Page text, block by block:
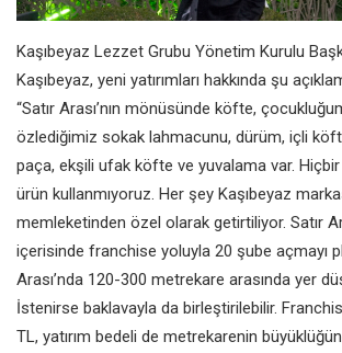
Kaşıbeyaz Lezzet Grubu Yönetim Kurulu
Kaşıbeyaz, yeni yatırımları hakkında şu
“Satır Arası’nın mönüsünde köfte,
özlediğimiz sokak lahmacunu, dürüm, içli
paça, ekşili ufak köfte ve yuvalama var.
ürün kullanmıyoruz. Her şey Kaşıbeyaz
memleketinden özel olarak getirtiliyor. Satır
içerisinde franchise yoluyla 20 şube açmayı
Arası’nda 120-300 metrekare arasında yer
İstenirse baklavayla da birleştirilebilir.
TL, yatırım bedeli de metrekarenin